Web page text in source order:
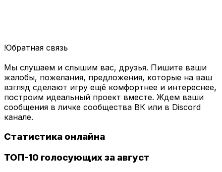
!Обратная связь
Мы слушаем и слышим вас, друзья. Пишите ваши
жалобы, пожелания, предложения, которые на ваш
взгляд сделают игру ещё комфортнее и интереснее,
построим идеальный проект вместе. Ждем ваши
сообщения в личке сообщества ВК или в Discord
канале.
Статистика онлайна
ТОП-10 голосующих за август